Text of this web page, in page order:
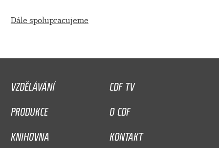
Dále spolupracujeme
VZDĚLÁVÁNÍ
CDF TV
PRODUKCE
O CDF
KNIHOVNA
KONTAKT